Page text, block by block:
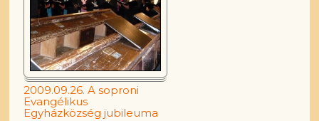
2009.09.26. A soproni
Evangélikus
Egyházközség jubileuma